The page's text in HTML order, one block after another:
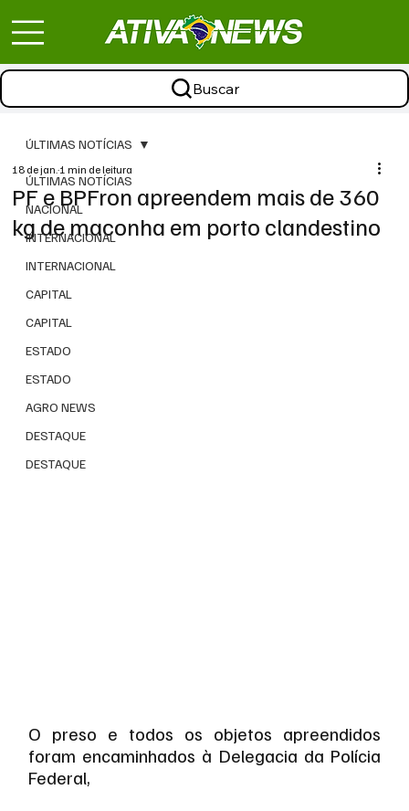
Buscar
ÚLTIMAS NOTÍCIAS
NACIONAL
INTERNACIONAL
INTERNACIONAL
CAPITAL
CAPITAL
ESTADO
ESTADO
AGRO NEWS
DESTAQUE
DESTAQUE
ÚLTIMAS NOTÍCIAS
PF e BPFron apreendem mais de 360
kg de maconha em porto clandestino
18 de jan.1 min de leitura
O preso e todos os objetos apreendidos
foram encaminhados à Delegacia da Polícia
Federal,